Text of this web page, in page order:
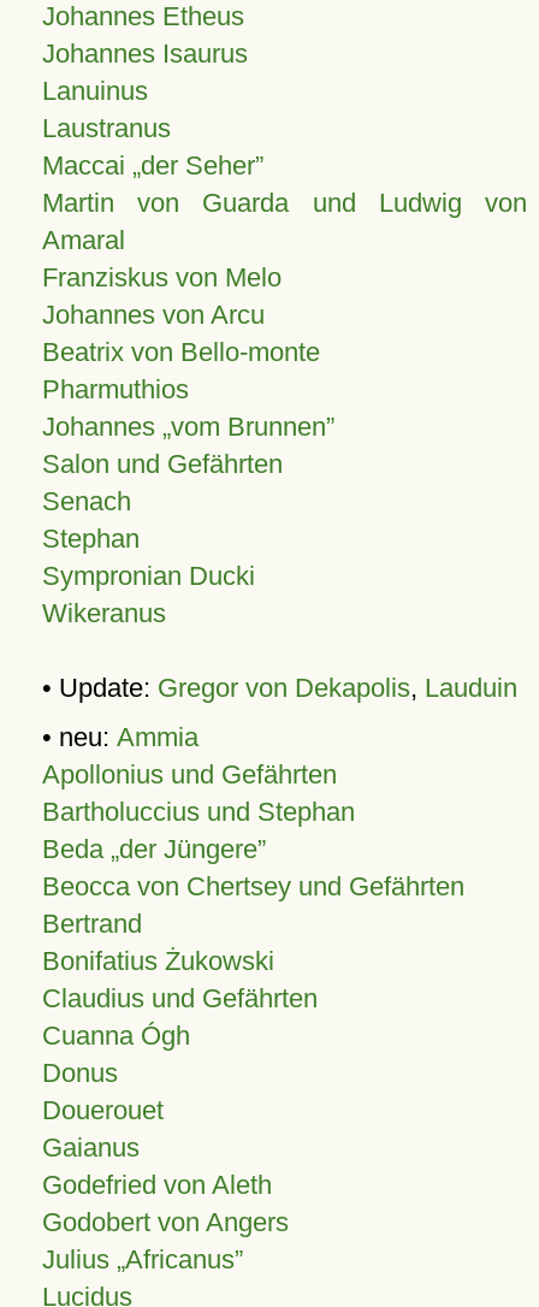
Johannes Etheus
Johannes Isaurus
Lanuinus
Laustranus
Maccai „der Seher”
Martin von Guarda und Ludwig von
Amaral
Franziskus von Melo
Johannes von Arcu
Beatrix von Bello-monte
Pharmuthios
Johannes vom Brunnen
Salon und Gefährten
Senach
Stephan
Sympronian Ducki
Wikeranus
• Update: Gregor von Dekapolis, Lauduin
• neu: Ammia
Apollonius und Gefährten
Bartholuccius und Stephan
Beda „der Jüngere”
Beocca von Chertsey und Gefährten
Bertrand
Bonifatius Żukowski
Claudius und Gefährten
Cuanna Ógh
Donus
Douerouet
Gaianus
Godefried von Aleth
Godobert von Angers
Julius Africanus
Lucidus